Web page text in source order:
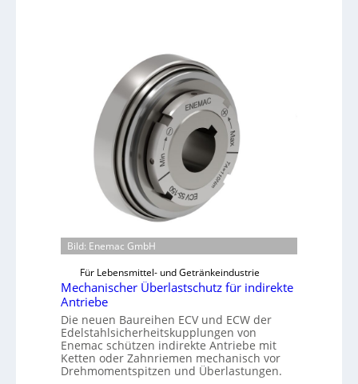
Bild: Enemac GmbH
Für Lebensmittel- und Getränkeindustrie
Mechanischer Überlastschutz für indirekte
Antriebe
Die neuen Baureihen ECV und ECW der
Edelstahlsicherheitskupplungen von
Enemac schützen indirekte Antriebe mit
Ketten oder Zahnriemen mechanisch vor
Drehmomentspitzen und Überlastungen.